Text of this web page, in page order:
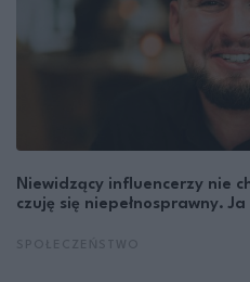
Niewidzący influencerzy nie
czuję się niepełnosprawny.